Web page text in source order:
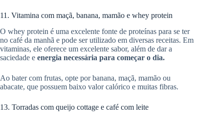
11. Vitamina com maçã, banana, mamão e whey protein
O whey protein é uma excelente fonte de proteínas para se ter
no café da manhã e pode ser utilizado em diversas receitas. Em
vitaminas, ele oferece um excelente sabor, além de dar a
saciedade e energia necessária para começar o dia.
Ao bater com frutas, opte por banana, maçã, mamão ou
abacate, que possuem baixo valor calórico e muitas fibras.
13. Torradas com queijo cottage e café com leite